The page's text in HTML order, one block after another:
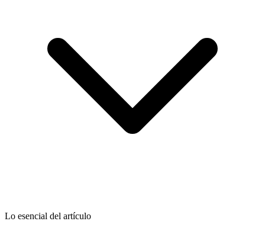
Lo esencial del artículo